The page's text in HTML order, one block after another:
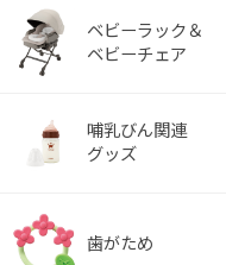
ベビーラック＆
ベビーチェア
哺乳びん関連
グッズ
歯がため